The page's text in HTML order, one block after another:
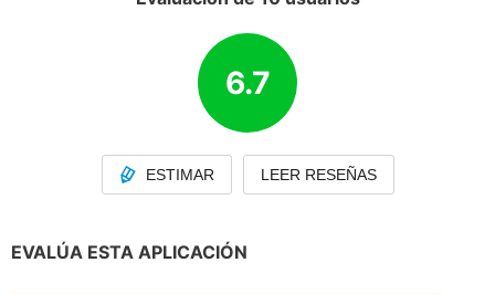
6.7
ESTIMAR LEER RESEÑAS
EVALÚA ESTA APLICACIÓN